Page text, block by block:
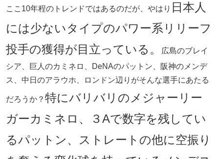
ここ10年程のトレンドではあるのだが、やはり 日本人
には少ないタイプのパワー系リリーフ
投手の獲得が目立っている。
広島のブレイ
シア、巨人のカミネロ、DeNAのパットン、阪神のメンデ
ス、中日のアラウホ、ロンドン辺りがそんな選手にあたる
だろうか？ 特にバリバリのメジャーリー
ガーカミネロ、３Aで数字を残してい
るパットン、ストレートの他に空振り